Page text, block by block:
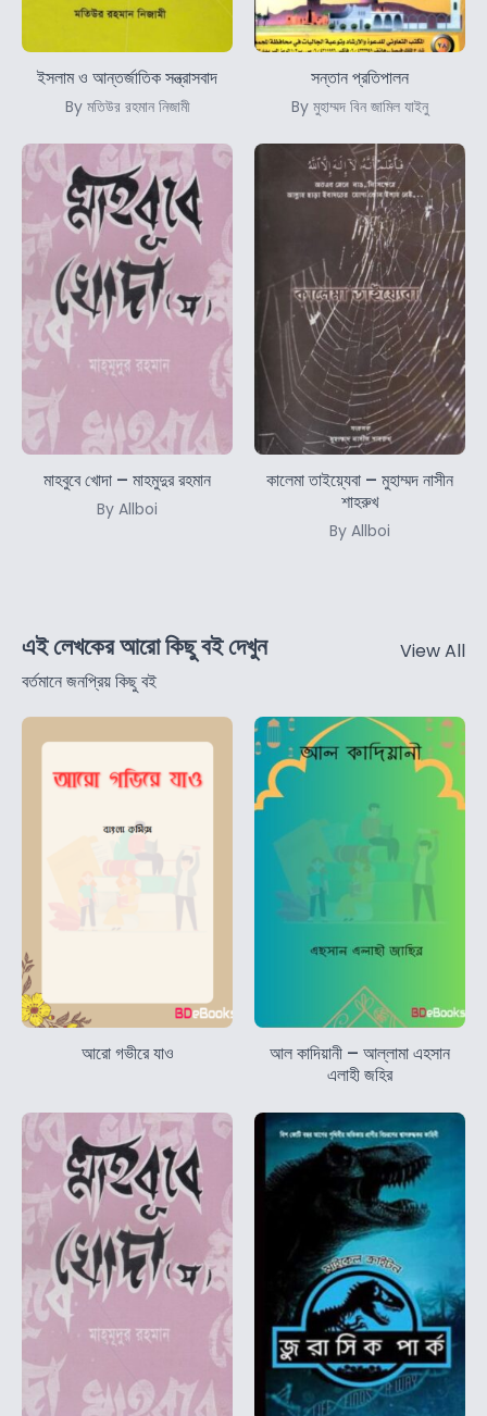
ইসলাম ও আন্তর্জাতিক সন্ত্রাসবাদ
By মতিউর রহমান নিজামী
সন্তান প্রতিপালন
By মুহাম্মদ বিন জামিল যাইনু
মাহবুবে খোদা – মাহমুদুর রহমান
By Allboi
কালেমা তাইয়্যেবা – মুহাম্মদ নাসীন
শাহরুখ
By Allboi
এই লেখকের আরো কিছু বই দেখুন
বর্তমানে জনপ্রিয় কিছু বই
View All
আরো গভীরে যাও
আল কাদিয়ানী – আল্লামা এহসান
এলাহী জহির